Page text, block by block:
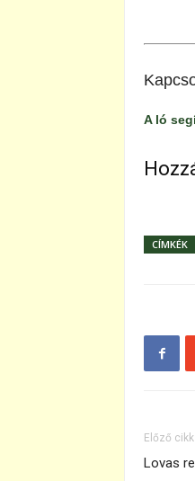
A ló
CÍMKÉK
Előző cikk
Lovas